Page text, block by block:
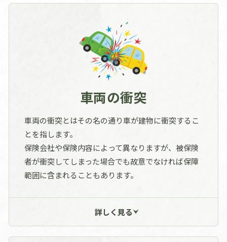
床や壁が濡れた。
ベランダの排水溝が詰まったことにより雨
漏れし室内が濡れた。
施工実績一覧へ
車両の衝突
車両の衝突とはその名の通り車が建物に衝突するこ
とを指します。
保険会社や保険内容によって異なりますが、被保険
者が衝突してしまった場合でも故意でなければ保障
範囲に含まれることもあります。
バック駐車中に縁石に衝突してしまい縁石
が壊れた。
詳しく見る